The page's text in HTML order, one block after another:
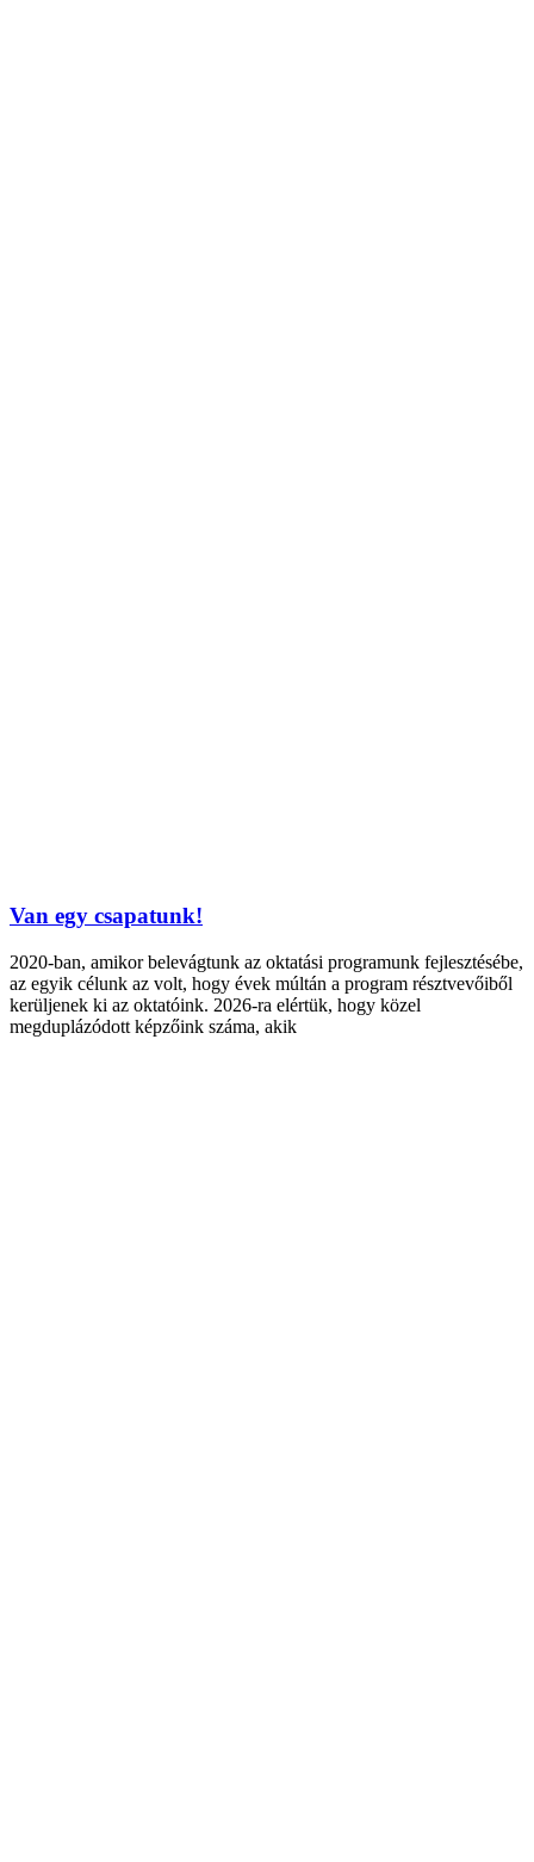
Van egy csapatunk!
2020-ban, amikor belevágtunk az oktatási programunk fejlesztésébe,
az egyik célunk az volt, hogy évek múltán a program résztvevőiből
kerüljenek ki az oktatóink. 2026-ra elértük, hogy közel
megduplázódott képzőink száma, akik